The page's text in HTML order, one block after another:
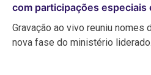
com participações especiais
Gravação ao vivo reuniu nomes
nova fase do ministério